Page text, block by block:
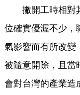
撇開工時相對其
位確實優渥不少，
氣影響而有所改變
被隨意開除，且當
會對台灣的產業造